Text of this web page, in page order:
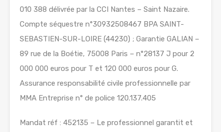
010 388 délivrée par la CCI Nantes – Saint Nazaire.
Compte séquestre n°30932508467 BPA SAINT-
SEBASTIEN-SUR-LOIRE (44230) ; Garantie GALIAN –
89 rue de la Boétie, 75008 Paris – n°28137 J pour 2
000 000 euros pour T et 120 000 euros pour G.
Assurance responsabilité civile professionnelle par
MMA Entreprise n° de police 120.137.405
Mandat réf : 452135 – Le professionnel garantit et